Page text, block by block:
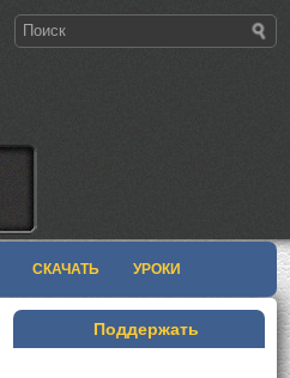
СКАЧАТЬ УРОКИ
Поддержать